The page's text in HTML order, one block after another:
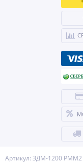
Артикул: ЗДМ-1200 РММ2